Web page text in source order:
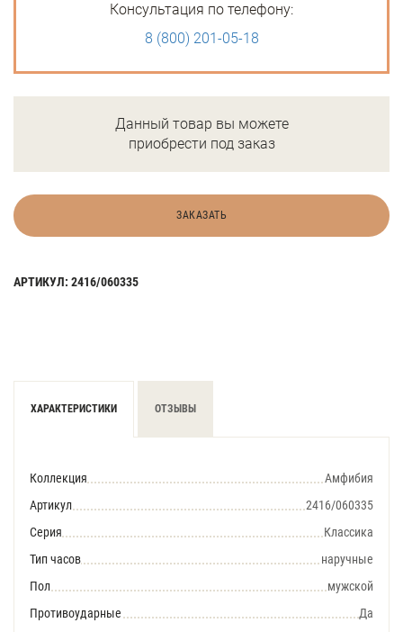
Консультация по телефону:
8 (800) 201-05-18
Данный товар вы можете
приобрести под заказ
ЗАКАЗАТЬ
АРТИКУЛ: 2416/060335
ХАРАКТЕРИСТИКИ ОТЗЫВЫ
Коллекция
Амфибия
Артикул
2416/060335
Серия
Классика
Тип часов
наручные
Пол
мужской
Противоударные
Да